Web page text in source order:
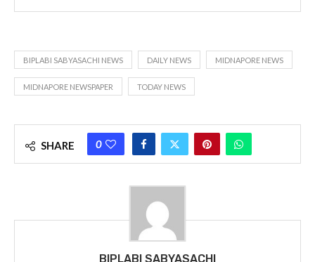
BIPLABI SABYASACHI NEWS DAILY NEWS MIDNAPORE NEWS
MIDNAPORE NEWSPAPER TODAY NEWS
SHARE 0
BIPLABI SABYASACHI